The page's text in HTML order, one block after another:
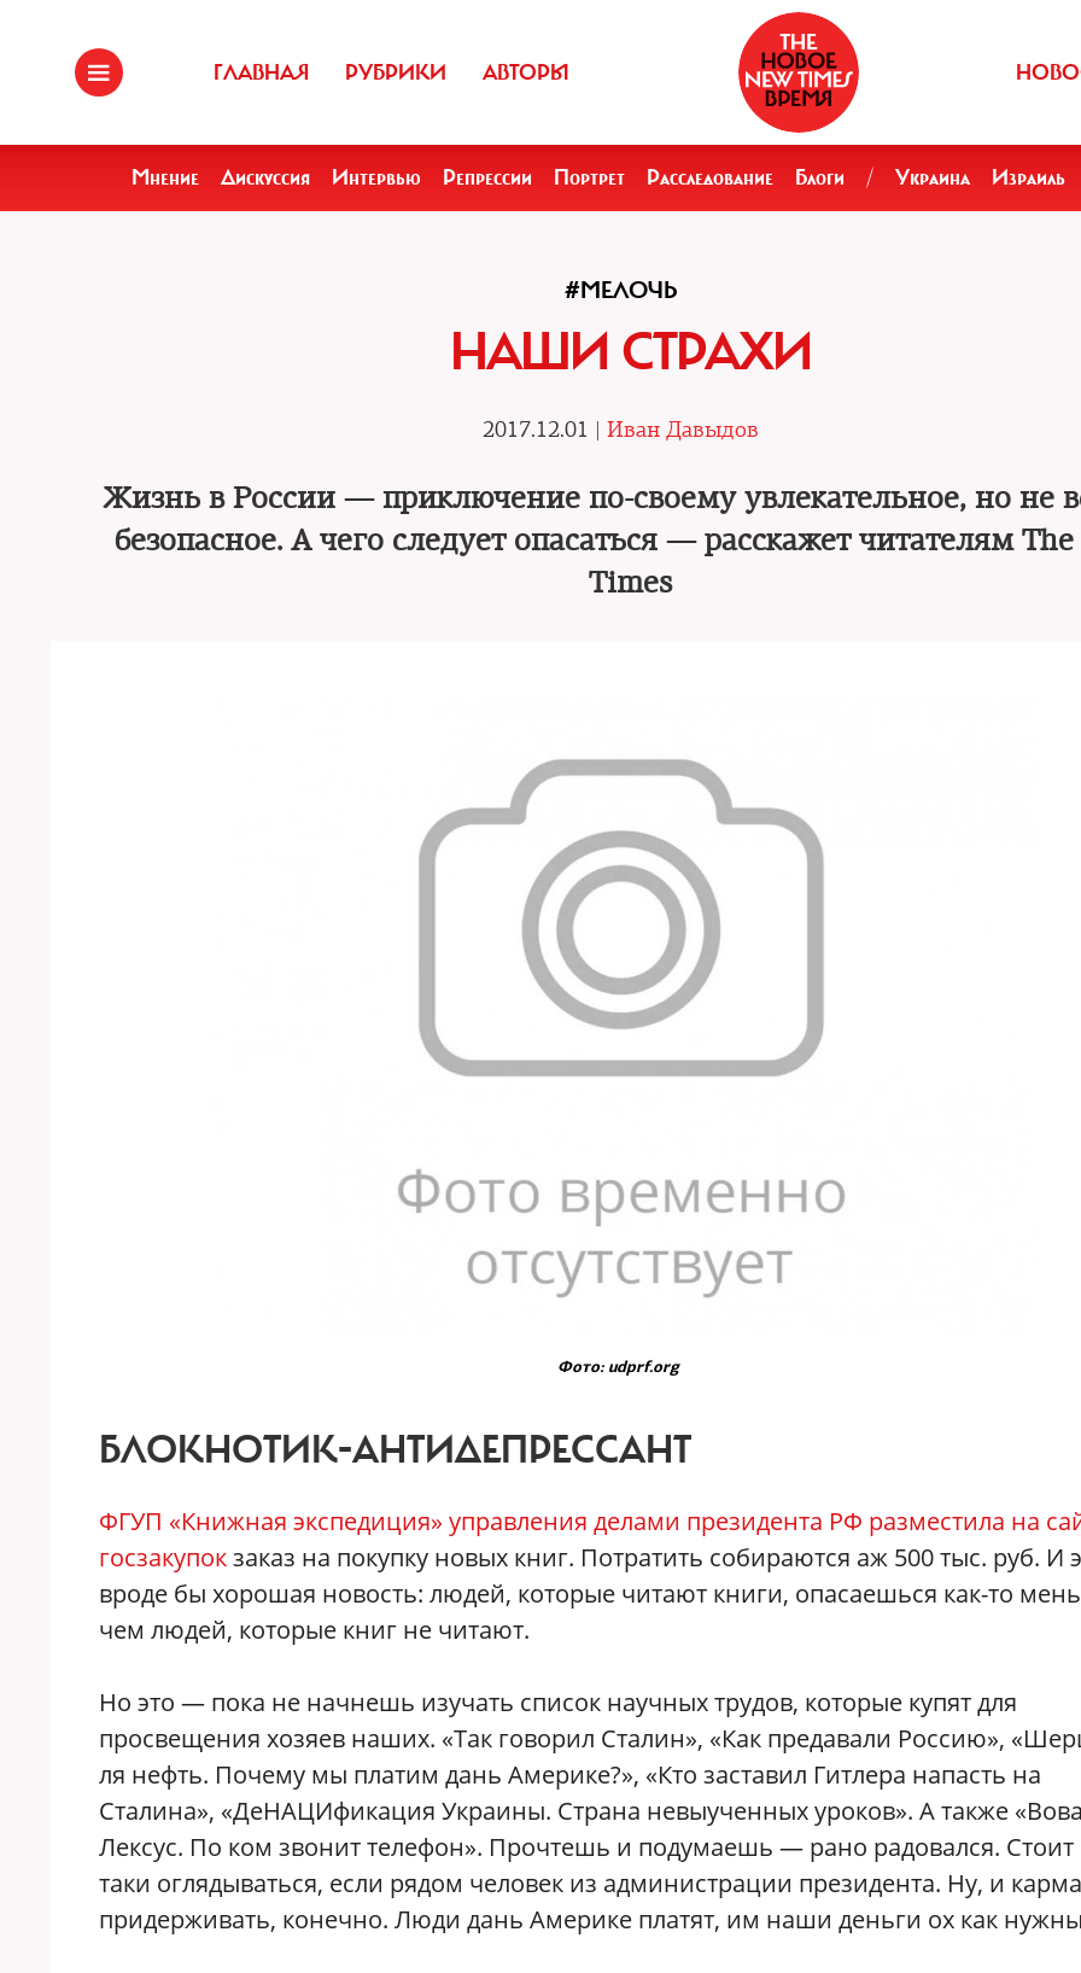
ГЛАВНАЯ РУБРИКИ АВТОРЫ
Мнение Дискуссия Интервью Репрессии Портрет Расследование Блоги / Украина Израиль
#МЕЛОЧЬ
НАШИ СТРАХИ
2017.12.01 | Иван Давыдов
Жизнь в России — приключение по-своему увлекательное, но не
безопасное. А чего следует опасаться — расскажет читателям
Times
Фото: udprf.org
БЛОКНОТИК-АНТИДЕПРЕССАНТ
ФГУП «Книжная экспедиция» управления делами президента РФ разместила на
госзакупокзаказ на покупку новых книг. Потратить собираются аж 500 тыс. руб. И
вроде бы хорошая новость: людей, которые читают книги, опасаешься как-то
чем людей, которые книг не читают.
Но это — пока не начнешь изучать список научных трудов, которые купят для
просвещения хозяев наших. «Так говорил Сталин», «Как предавали Россию»,
ля нефть. Почему мы платим дань Америке?», «Кто заставил Гитлера напасть на
Сталина», «ДеНАЦИфикация Украины. Страна невыученных уроков». А также
Лексус. По ком звонит телефон». Прочтешь и подумаешь — рано радовался. Стоит
таки оглядываться, если рядом человек из администрации президента. Ну, и
придерживать, конечно. Люди дань Америке платят, им наши деньги ох как